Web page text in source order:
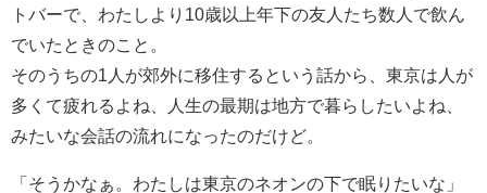
トバーで、わたしより10歳以上年下の友人たち数人で飲ん
でいたときのこと。
そのうちの1人が郊外に移住するという話から、東京は人が
多くて疲れるよね、人生の最期は地方で暮らしたいよね、
みたいな会話の流れになったのだけど。
「そうかなぁ。わたしは東京のネオンの下で眠りたいな」